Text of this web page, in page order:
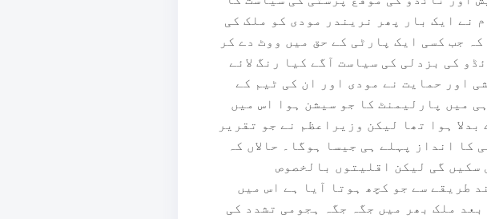
نے ایک بار پھر نریندر مودی کو ملک کی
جب کسی ایک پارٹی کے حق میں ووٹ دے کر
کی بزدلی کی سیاست آگے کیا رنگ لائے
اور حمایت نے مودی اور ان کی ٹیم کے
میں پارلیمنٹ کا جو سیشن ہوا اس میں
ہوا تھا لیکن وزیراعظم نے جو تقریر
انداز پہلے ہی جیسا ہوگا۔ حالاں کہ
سکیں گی لیکن اقلیتوں بالخصوص
طریقے سے جو کچھ ہوتا آیا ہے اس میں
ملک بھر میں جگہ جگہ ہجومی تشدد کی